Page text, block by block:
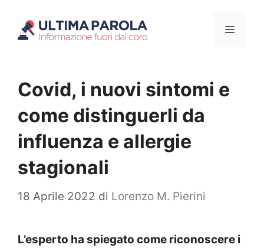
Menu
Covid, i nuovi sintomi e
come distinguerli da
influenza e allergie
stagionali
18 Aprile 2022 di Lorenzo M. Pierini
L’esperto ha spiegato come riconoscere i